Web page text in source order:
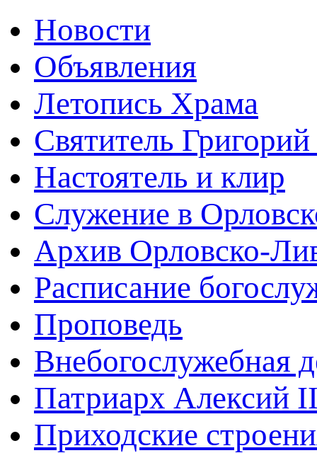
Новости
Объявления
Летопись Храма
Святитель
Настоятель и клир
Служение в
Архив Орловско-
Расписание
Проповедь
Внебогослужебная
Патриарх Алексий
Приходские